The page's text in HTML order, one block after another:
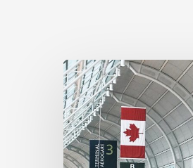
Un
organe
clé
des
Nations
unies